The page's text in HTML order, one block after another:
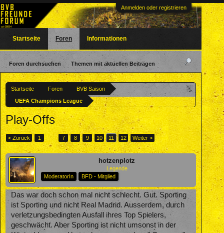
Anmelden oder registrieren
Startseite Foren
BVB Saison
UEFA Champions League
Play-Offs
< Zurück 1 ← 7 8 9 10 11 12 Weiter >
hotzenplotz
Legende
ModeratorIn
BFD - Mitglied
Das war doch schon mal nicht schlecht. Gut. Sporting
ist Sporting und nicht Real Madrid. Ausserdem, durch
verletzungsbedingten Ausfall ihres Top Spielers,
geschwächt. Aber Sporting ist nicht umsonst in der
Startseite Foren
Foren durchsuchen Themen mit aktuellen Beiträgen
Informationen